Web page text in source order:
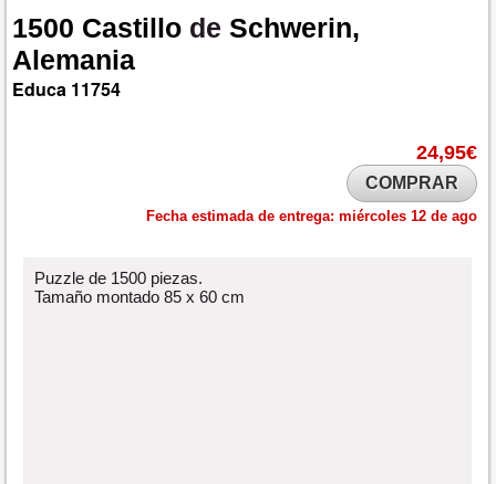
1500 Castillo de Schwerin,
Alemania
Educa 11754
24,95€
COMPRAR
Fecha estimada de entrega: miércoles 12 de ago
Puzzle de 1500 piezas.
Tamaño montado 85 x 60 cm